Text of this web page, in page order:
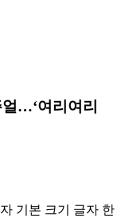
…‘여리여리
기본 크기 글자 한